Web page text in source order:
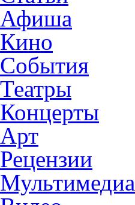
Афиша
Кино
События
Театры
Концерты
Арт
Рецензии
Мультимедиа